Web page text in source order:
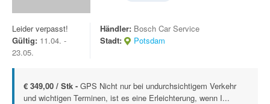
Leider verpasst!
Gültig: 11.04. -
23.05.
Händler: Bosch Car Service
Stadt:
Potsdam
€ 349,00 / Stk - GPS Nicht nur bei undurchsichtigem Verkehr
und wichtigen Terminen, ist es eine Erleichterung, wenn I...